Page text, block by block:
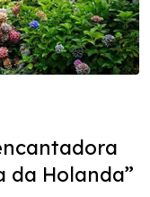
da Holanda”